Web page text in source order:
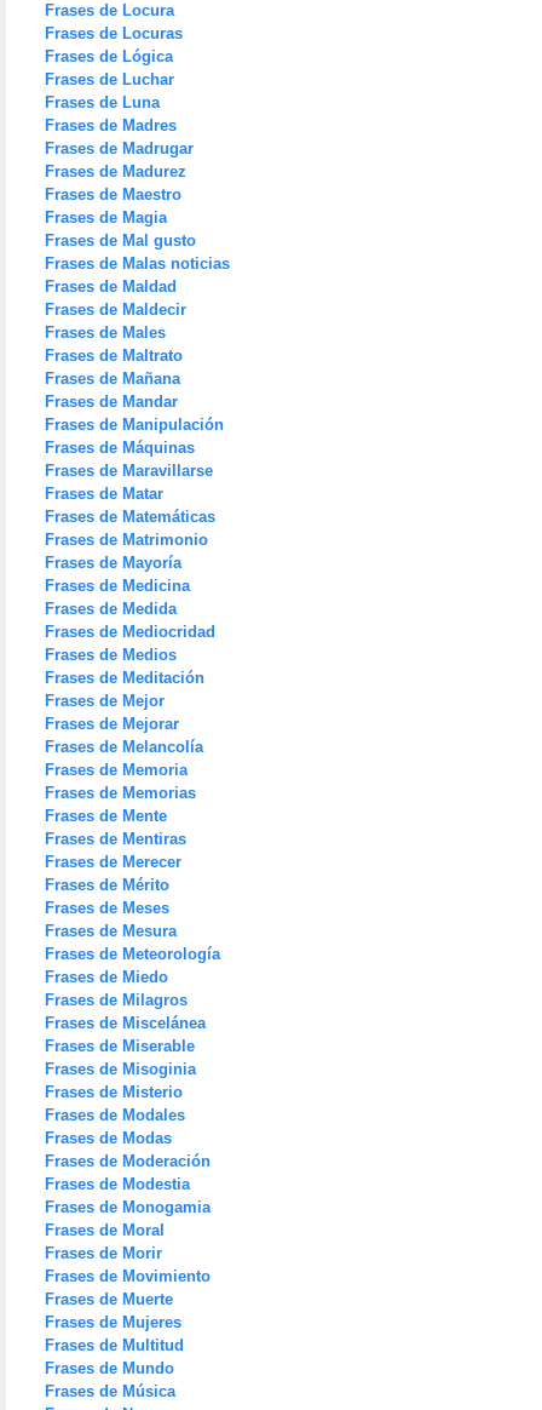
Frases de Locura
Frases de Locuras
Frases de Lógica
Frases de Luchar
Frases de Luna
Frases de Madres
Frases de Madrugar
Frases de Madurez
Frases de Maestro
Frases de Magia
Frases de Mal gusto
Frases de Malas noticias
Frases de Maldad
Frases de Maldecir
Frases de Males
Frases de Maltrato
Frases de Mañana
Frases de Mandar
Frases de Manipulación
Frases de Máquinas
Frases de Maravillarse
Frases de Matar
Frases de Matemáticas
Frases de Matrimonio
Frases de Mayoría
Frases de Medicina
Frases de Medida
Frases de Mediocridad
Frases de Medios
Frases de Meditación
Frases de Mejor
Frases de Mejorar
Frases de Melancolía
Frases de Memoria
Frases de Memorias
Frases de Mente
Frases de Mentiras
Frases de Merecer
Frases de Mérito
Frases de Meses
Frases de Mesura
Frases de Meteorología
Frases de Miedo
Frases de Milagros
Frases de Miscelánea
Frases de Miserable
Frases de Misoginia
Frases de Misterio
Frases de Modales
Frases de Modas
Frases de Moderación
Frases de Modestia
Frases de Monogamia
Frases de Moral
Frases de Morir
Frases de Movimiento
Frases de Muerte
Frases de Mujeres
Frases de Multitud
Frases de Mundo
Frases de Música